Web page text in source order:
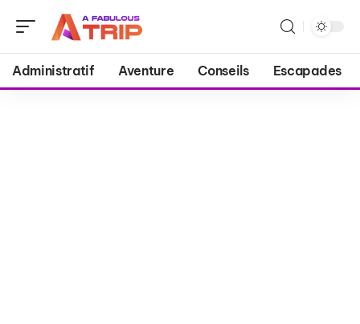
Administratif Aventure Conseils Escapades